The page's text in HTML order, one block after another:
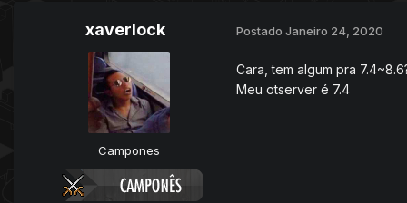
xaverlock
Campones
Postado Janeiro 24, 2020
Cara, tem algum pra
Meu otserver é 7.4